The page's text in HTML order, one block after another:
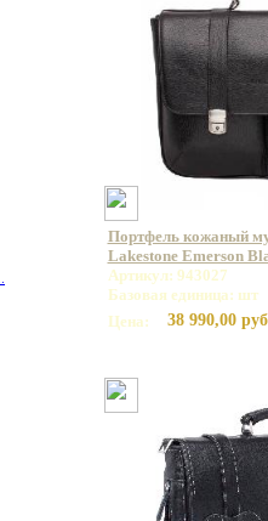
Портфель кожаный
Lakestone Emerson
Артикул: 943027
Базовая единица: шт
Цена:
38 990,00